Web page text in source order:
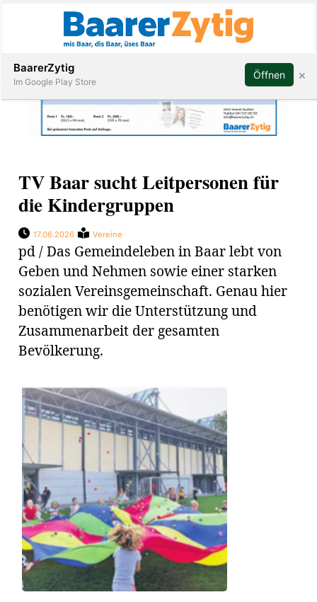
Veranstaltungen
Paper
Amtliche
Mitteilungen
Abonnieren
TV Baar sucht Leitpersonen für
die Kindergruppen
17.06.2026 Vereine
pd / Das Gemeindeleben in Baar lebt von
Geben und Nehmen sowie einer starken
sozialen Vereinsgemeinschaft. Genau hier
benötigen wir die Unterstützung und
Zusammenarbeit der gesamten
Bevölkerung.
BaarerZytig
Im Google Play Store
Öffnen ×